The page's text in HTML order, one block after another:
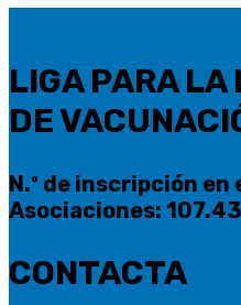
LIGA PARA LA
DE
N.º de inscripción en
Asociaciones:
CONTACTA